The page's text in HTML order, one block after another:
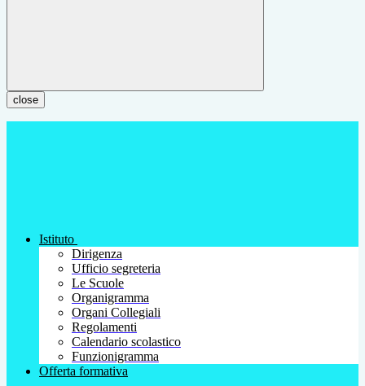
close
Istituto
Dirigenza
Ufficio segreteria
Le Scuole
Organigramma
Organi Collegiali
Regolamenti
Calendario scolastico
Funzionigramma
Offerta formativa